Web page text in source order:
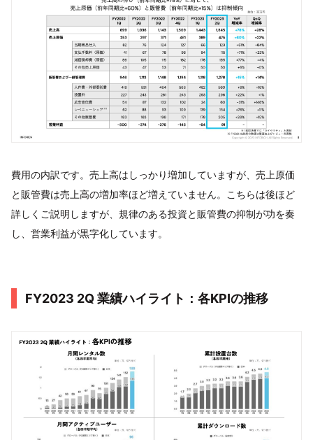
費用の内訳です。売上高はしっかり増加していますが、売上原価
と販管費は売上高の増加率ほど増えていません。こちらは後ほど
詳しくご説明しますが、規律のある投資と販管費の抑制が功を奏
し、営業利益が黒字化しています。
FY2023 2Q 業績ハイライト：各KPIの推移